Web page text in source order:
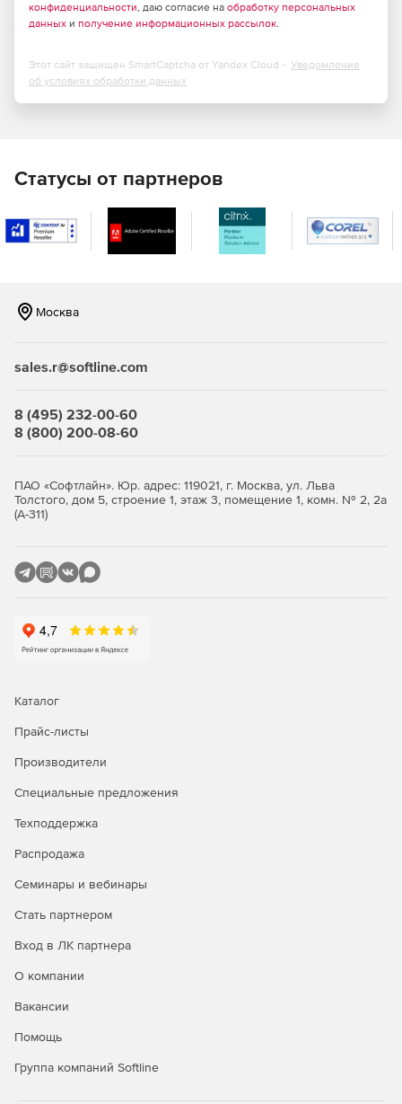
конфиденциальности, даю согласие на обработку персональных
данных и получение информационных рассылок.
Этот сайт защищен SmartCaptcha от Yandex Cloud - Уведомление
об условиях обработки данных
Статусы от партнеров
Москва
sales.r@softline.com
8 (495) 232-00-60
8 (800) 200-08-60
ПАО «Софтлайн». Юр. адрес: 119021, г. Москва, ул. Льва
Толстого, дом 5, строение 1, этаж 3, помещение 1, комн. № 2, 2а
(А-311)
Каталог
Прайс-листы
Производители
Специальные предложения
Техподдержка
Распродажа
Семинары и вебинары
Стать партнером
Вход в ЛК партнера
О компании
Вакансии
Помощь
Группа компаний Softline